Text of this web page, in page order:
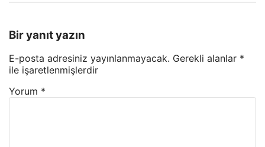
Bir yanıt yazın
E-posta adresiniz yayınlanmayacak. Gerekli alanlar *
ile işaretlenmişlerdir
Yorum *